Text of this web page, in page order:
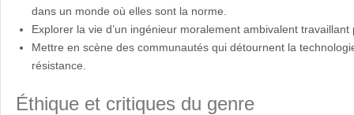
dans un monde où elles sont la norme.
Explorer la vie d’un ingénieur moralement ambivalent
Mettre en scène des communautés qui détournent la
résistance.
Éthique et critiques du genre